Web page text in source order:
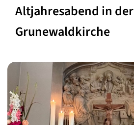
Altjahresabend in der
Grunewaldkirche